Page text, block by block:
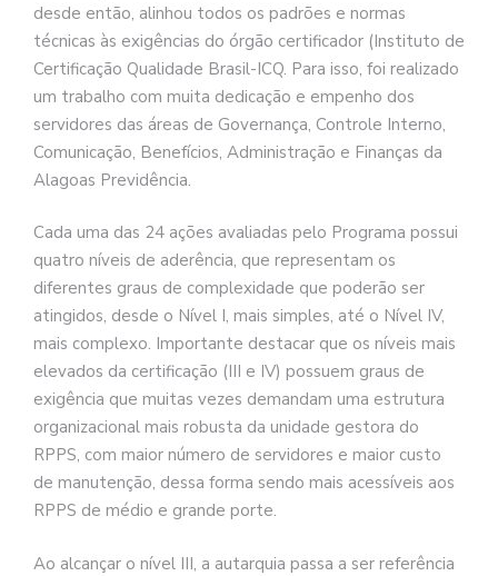
desde então, alinhou todos os padrões e normas
técnicas às exigências do órgão certificador (Instituto de
Certificação Qualidade Brasil-ICQ. Para isso, foi realizado
um trabalho com muita dedicação e empenho dos
servidores das áreas de Governança, Controle Interno,
Comunicação, Benefícios, Administração e Finanças da
Alagoas Previdência.
Cada uma das 24 ações avaliadas pelo Programa possui
quatro níveis de aderência, que representam os
diferentes graus de complexidade que poderão ser
atingidos, desde o Nível I, mais simples, até o Nível IV,
mais complexo. Importante destacar que os níveis mais
elevados da certificação (III e IV) possuem graus de
exigência que muitas vezes demandam uma estrutura
organizacional mais robusta da unidade gestora do
RPPS, com maior número de servidores e maior custo
de manutenção, dessa forma sendo mais acessíveis aos
RPPS de médio e grande porte.
Ao alcançar o nível III, a autarquia passa a ser referência